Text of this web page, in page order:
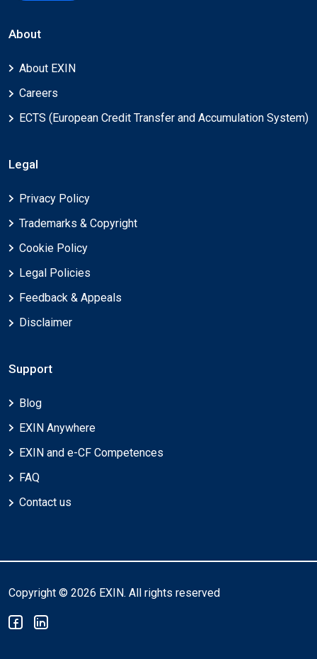
About
About EXIN
Careers
ECTS (European Credit Transfer and Accumulation System)
Legal
Privacy Policy
Trademarks & Copyright
Cookie Policy
Legal Policies
Feedback & Appeals
Disclaimer
Support
Blog
EXIN Anywhere
EXIN and e-CF Competences
FAQ
Contact us
Copyright © 2026 EXIN. All rights reserved